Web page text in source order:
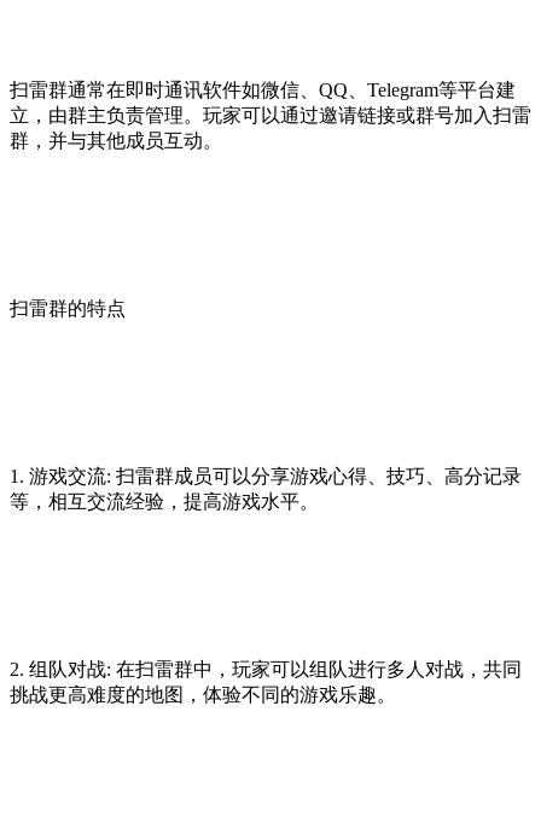
扫雷群通常在即时通讯软件如微信、QQ、Telegram等平台建
立，由群主负责管理。玩家可以通过邀请链接或群号加入扫雷
群，并与其他成员互动。
扫雷群的特点
1. 游戏交流: 扫雷群成员可以分享游戏心得、技巧、高分记录
等，相互交流经验，提高游戏水平。
2. 组队对战: 在扫雷群中，玩家可以组队进行多人对战，共同
挑战更高难度的地图，体验不同的游戏乐趣。